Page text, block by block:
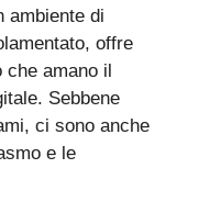
ambiente di
offre
che amano il
Sebbene
ci sono anche
e le